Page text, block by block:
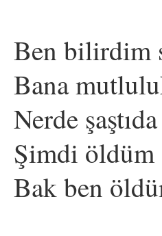
Ben bilirdim
Bana
Nerde
Şimdi öldüm
Bak ben